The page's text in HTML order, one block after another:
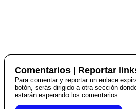
Comentarios | Reportar
Para comentar y reportar un enlace
botón, serás dirigido a otra sección
estarán esperando los comentarios.